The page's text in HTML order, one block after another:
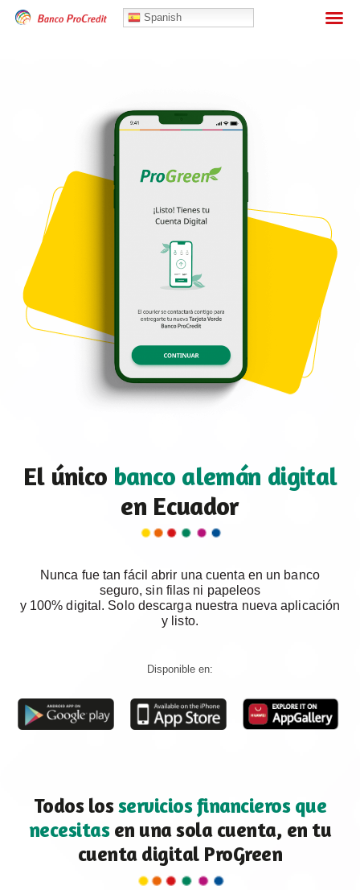
Spanish
El único banco alemán digital
en Ecuador
Nunca fue tan fácil abrir una cuenta en un banco
seguro, sin filas ni papeleos
y 100% digital. Solo descarga nuestra nueva aplicación
y listo.
Disponible en:
Todos losservicios financieros que
necesitasen una sola cuenta, en tu
cuenta digital ProGreen